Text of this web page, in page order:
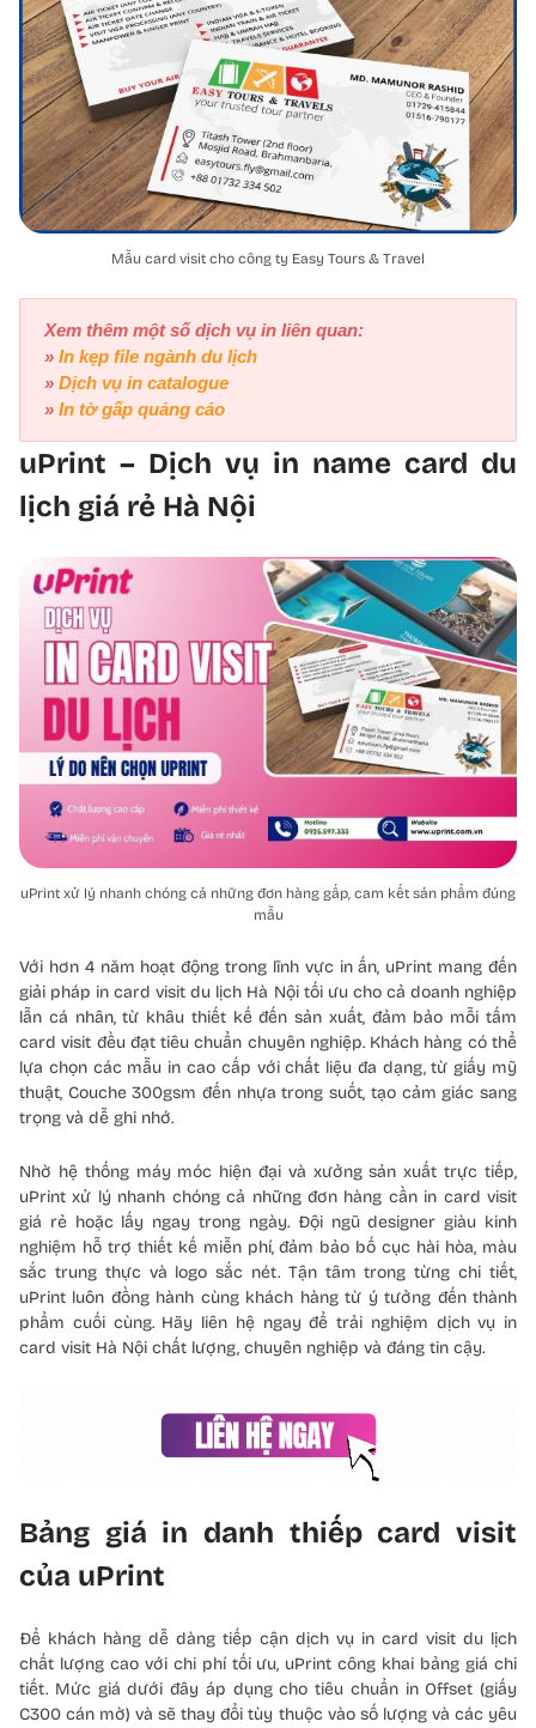
Mẫu card visit cho công ty Easy Tours & Travel
Xem thêm một số dịch vụ in liên quan:
» In kẹp file ngành du lịch
» Dịch vụ in catalogue
» In tờ gấp quảng cáo
uPrint – Dịch vụ in name card du
lịch giá rẻ Hà Nội
uPrint xử lý nhanh chóng cả những đơn hàng gấp, cam kết sản phẩm đúng
mẫu
Với hơn 4 năm hoạt động trong lĩnh vực in ấn, uPrint mang đến
giải pháp in card visit du lịch Hà Nội tối ưu cho cả doanh nghiệp
lẫn cá nhân, từ khâu thiết kế đến sản xuất, đảm bảo mỗi tấm
card visit đều đạt tiêu chuẩn chuyên nghiệp. Khách hàng có thể
lựa chọn các mẫu in cao cấp với chất liệu đa dạng, từ giấy mỹ
thuật, Couche 300gsm đến nhựa trong suốt, tạo cảm giác sang
trọng và dễ ghi nhớ.
Nhờ hệ thống máy móc hiện đại và xưởng sản xuất trực tiếp,
uPrint xử lý nhanh chóng cả những đơn hàng cần in card visit
giá rẻ hoặc lấy ngay trong ngày. Đội ngũ designer giàu kinh
nghiệm hỗ trợ thiết kế miễn phí, đảm bảo bố cục hài hòa, màu
sắc trung thực và logo sắc nét. Tận tâm trong từng chi tiết,
uPrint luôn đồng hành cùng khách hàng từ ý tưởng đến thành
phẩm cuối cùng. Hãy liên hệ ngay để trải nghiệm dịch vụ in
card visit Hà Nội chất lượng, chuyên nghiệp và đáng tin cậy.
Bảng giá in danh thiếp card visit
của uPrint
Để khách hàng dễ dàng tiếp cận dịch vụ in card visit du lịch
chất lượng cao với chi phí tối ưu, uPrint công khai bảng giá chi
tiết. Mức giá dưới đây áp dụng cho tiêu chuẩn in Offset (giấy
C300 cán mờ) và sẽ thay đổi tùy thuộc vào số lượng và các yêu